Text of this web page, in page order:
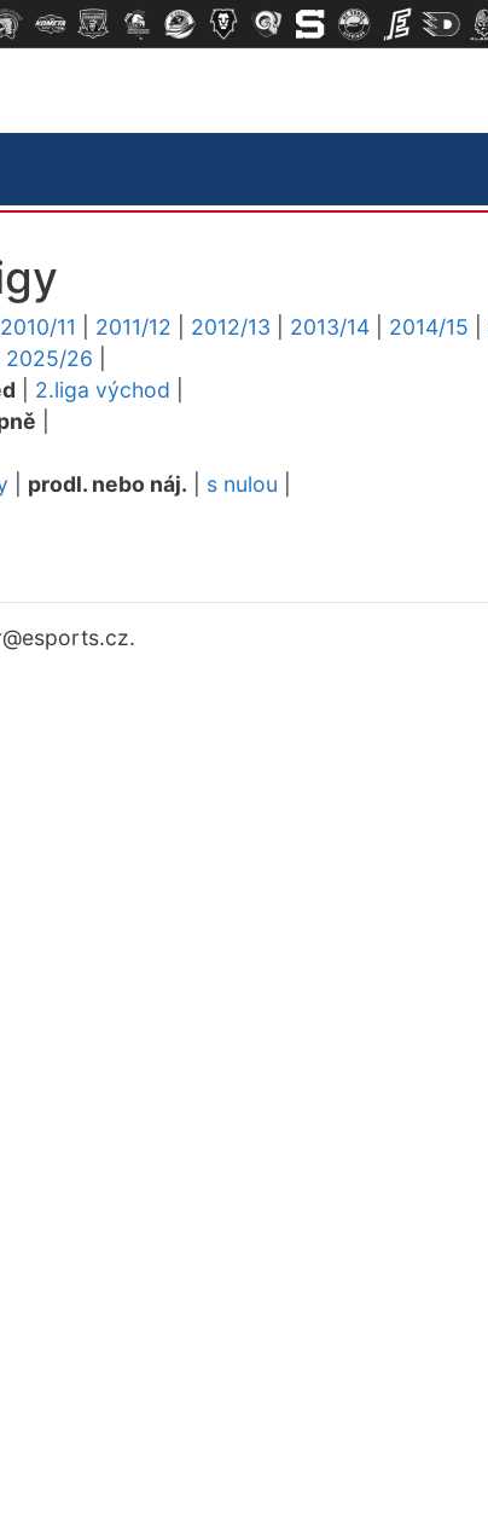
2010/11 2011/12 2012/13 2013/14 2014/15
2025/26
2.liga východ
prodl. nebo náj. s nulou
@esports.cz.